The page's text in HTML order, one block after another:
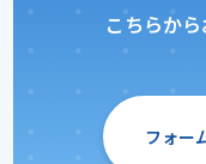
こちらから
フォー